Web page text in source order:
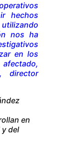
hechos
nos ha
en los
director
en
del